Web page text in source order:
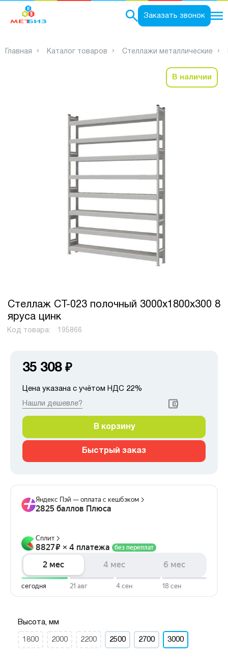
Заказать звонок
Главная Каталог товаров Стеллажи металлические
В наличии
Стеллаж СТ-023 полочный 3000x1800x300 8
яруса цинк
Код товара: 195866
35 308 ₽
Цена указана с учётом НДС 22%
Нашли дешевле?
В корзину
Быстрый заказ
Высота, мм
1800 2000 2200 2500 2700 3000